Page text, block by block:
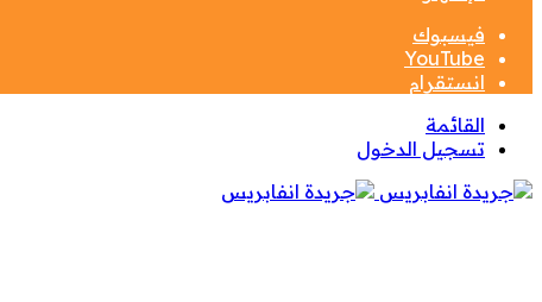
فيسبوك
‫YouTube
انستقرام
القائمة
تسجيل الدخول